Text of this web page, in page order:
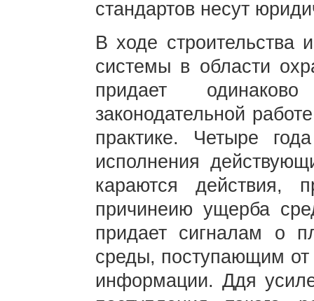
стандартов несут
В ходе строительства
системы в области
придает
законодательной
практике. Четыре
исполнения
караются действия,
причинеию ущерба
придает сигналам о
среды, поступающим от
информации. Ддя